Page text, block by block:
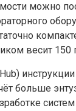
можно
весит 150
больше